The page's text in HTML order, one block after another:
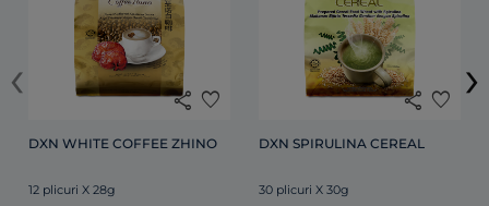
share favorite
DXN WHITE COFFEE ZHINO
12 plicuri X 28g
share favorite
DXN SPIRULINA CEREAL
30 plicuri X 30g
‹ ›